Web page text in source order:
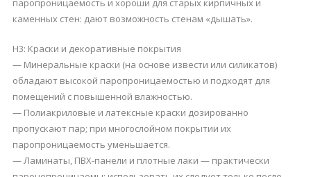
паропроницаемость и хороши для старых кирпичных и
каменных стен: дают возможность стенам «дышать».
H3: Краски и декоративные покрытия
— Минеральные краски (на основе извести или силикатов)
обладают высокой паропроницаемостью и подходят для
помещений с повышенной влажностью.
— Полиакриловые и латексные краски дозированно
пропускают пар; при многослойном покрытии их
паропроницаемость уменьшается.
— Ламинаты, ПВХ-панели и плотные лаки — практически